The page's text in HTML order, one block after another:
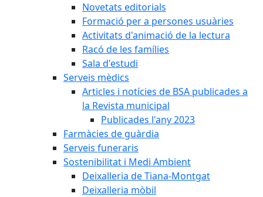
Novetats editorials
Formació per a persones usuàries
Activitats d'animació de la lectura
Racó de les famílies
Sala d'estudi
Serveis mèdics
Articles i notícies de BSA publicades a
la Revista municipal
Publicades l'any 2023
Farmàcies de guàrdia
Serveis funeraris
Sostenibilitat i Medi Ambient
Deixalleria de Tiana-Montgat
Deixalleria mòbil